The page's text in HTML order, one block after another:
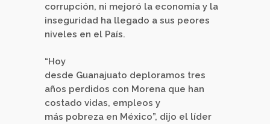
corrupción, ni mejoró la economía y la
inseguridad ha llegado a sus peores
niveles en el País.
“Hoy
desde Guanajuato deploramos tres
años perdidos con Morena que han
costado vidas, empleos y
más pobreza en México”, dijo el líder